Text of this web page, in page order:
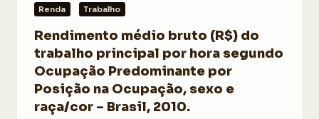
Renda Trabalho
Rendimento médio bruto (R$) do
trabalho principal por hora segundo
Ocupação Predominante por
Posição na Ocupação, sexo e
raça/cor – Brasil, 2010.